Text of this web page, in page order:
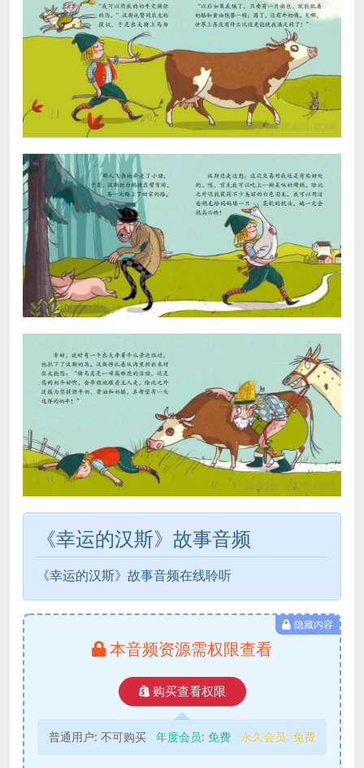
《幸运的汉斯》故事音频
《幸运的汉斯》故事音频在线聆听
隐藏内容
本音频资源需权限查看
购买查看权限
普通用户: 不可购买 年度会员: 免费 永久会员: 免费